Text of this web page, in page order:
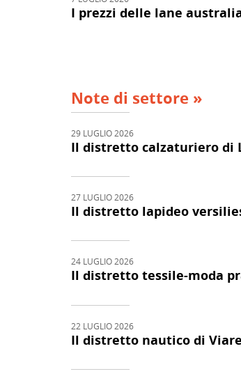
I prezzi delle lane
Note di settore »
29 LUGLIO 2026
Il distretto calzaturiero di
27 LUGLIO 2026
Il distretto lapideo
24 LUGLIO 2026
Il distretto tessile-moda
22 LUGLIO 2026
Il distretto nautico di